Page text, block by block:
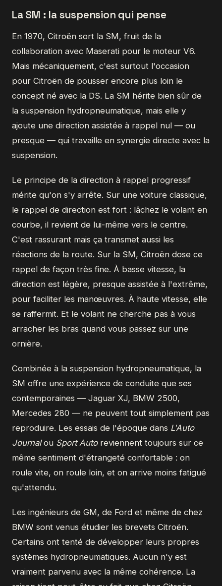
La SM : la suspension qui pense
En 1970, Citroën sort la SM, fruit de la
collaboration avec Maserati pour le moteur V6.
Mais mécaniquement, c'est surtout l'occasion
pour Citroën de pousser encore plus loin le
concept né avec la DS. La SM hérite bien sûr de
la suspension hydropneumatique, mais elle y
ajoute une direction assistée à rappel nul — ou
presque — qui travaille en synergie directe avec la
suspension.
Le principe de la direction à rappel progressif
mérite qu'on s'y arrête. Sur une voiture classique,
le rappel de direction est fort : lâchez le volant en
courbe, il revient de lui-même vers le centre.
C'est rassurant mais ça transmet aussi les
réactions de la route. Sur la SM, Citroën dose ce
rappel de façon très fine. À basse vitesse, la
direction est légère, presque assistée à l'extrême,
pour faciliter les manœuvres. À haute vitesse, elle
se raffermit. Et le volant ne cherche pas à vous
arracher les bras quand vous passez sur une
ornière.
Combinée à la suspension hydropneumatique, la
SM offre une expérience de conduite que ses
contemporaines — Jaguar XJ, BMW 2500,
Mercedes 280 — ne peuvent tout simplement pas
reproduire. Les essais de l'époque dans L'Auto
Journalou Sport Autoreviennent toujours sur ce
même sentiment d'étrangeté confortable : on
roule vite, on roule loin, et on arrive moins fatigué
qu'attendu.
Les ingénieurs de GM, de Ford et même de chez
BMW sont venus étudier les brevets Citroën.
Certains ont tenté de développer leurs propres
systèmes hydropneumatiques. Aucun n'y est
vraiment parvenu avec la même cohérence. La